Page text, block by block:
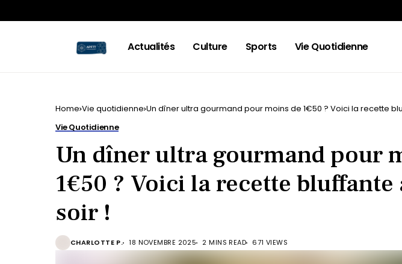
Actualités Culture Sports Vie Quotidienne
Home Vie quotidienne Un dîner ultra gourmand pour moins de 1€50 ? Voici la recette
Vie Quotidienne
Un dîner ultra gourmand pour
1€50 ? Voici la recette bluffante
soir !
CHARLOTTE P. 18 NOVEMBRE 2025 2 MINS READ 671 VIEWS